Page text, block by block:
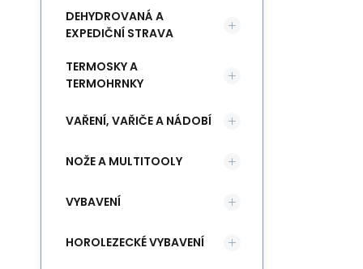
DEHYDROVANÁ A
EXPEDIČNÍ STRAVA
TERMOSKY A
TERMOHRNKY
VAŘENÍ, VAŘIČE A NÁDOBÍ
NOŽE A MULTITOOLY
VYBAVENÍ
HOROLEZECKÉ VYBAVENÍ